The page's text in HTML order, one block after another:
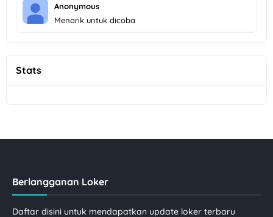
Anonymous
Menarik untuk dicoba
Stats
Berlangganan Loker
Daftar disini untuk mendapatkan update loker terbaru